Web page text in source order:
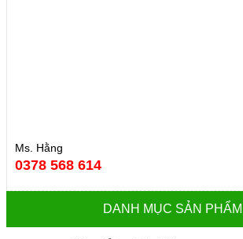
Ms. Hằng
0378 568 614
DANH MỤC SẢN PHẨM